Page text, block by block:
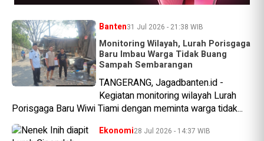
Banten31 Jul 2026 - 21:38 WIB
Monitoring Wilayah, Lurah Porisgaga
Baru Imbau Warga Tidak Buang
Sampah Sembarangan
TANGERANG, Jagadbanten.id -
Kegiatan monitoring wilayah Lurah
Porisgaga Baru Wiwi Tiami dengan meminta warga tidak...
Ekonomi28 Jul 2026 - 14:37 WIB